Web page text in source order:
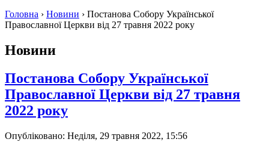
Головна › Новини › Постанова Собору Української
Православної Церкви від 27 травня 2022 року
Новини
Постанова Собору Української
Православної Церкви від 27 травня
2022 року
Опубліковано: Неділя, 29 травня 2022, 15:56